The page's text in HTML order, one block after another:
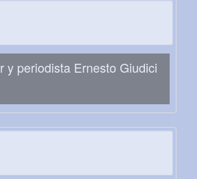
y periodista Ernesto Giudici